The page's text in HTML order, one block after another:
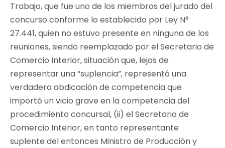
Trabajo, que fue uno de los miembros del jurado del
concurso conforme lo establecido por Ley N°
27.441, quien no estuvo presente en ninguna de los
reuniones, siendo reemplazado por el Secretario de
Comercio Interior, situación que, lejos de
representar una “suplencia”, representó una
verdadera abdicación de competencia que
importó un vicio grave en la competencia del
procedimiento concursal, (ii) el Secretario de
Comercio Interior, en tanto representante
suplente del entonces Ministro de Producción y